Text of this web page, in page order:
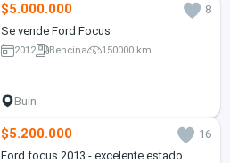
$5.000.000
8
Se vende Ford Focus
2012 Bencina 150000 km
Buin
$5.200.000
16
Ford focus 2013 - excelente estado